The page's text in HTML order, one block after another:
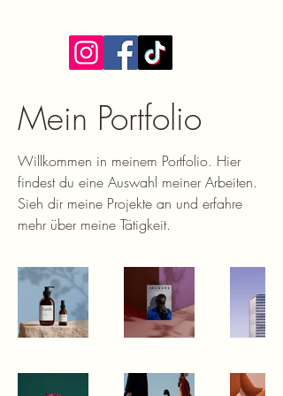
Mein Portfolio
Willkommen in meinem Portfolio. Hier
findest du eine Auswahl meiner Arbeiten.
Sieh dir meine Projekte an und erfahre
mehr über meine Tätigkeit.